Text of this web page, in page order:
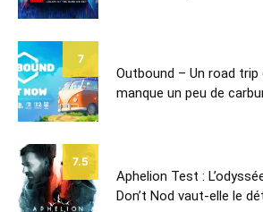
7
Outbound – Un road
manque un peu de
7.5
Aphelion Test :
Don’t Nod vaut-elle le